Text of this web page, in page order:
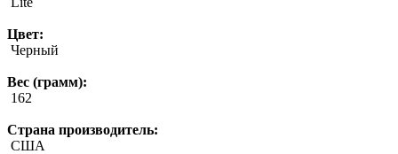
Цвет:
Черный
Вес (грамм):
162
Страна производитель:
США